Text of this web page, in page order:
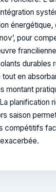
énergétique,
pour
durables
en
montant
planification
saison
compétitifs